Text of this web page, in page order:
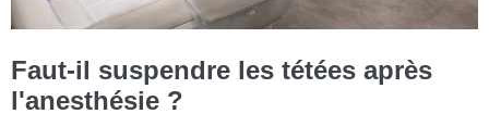
Faut-il suspendre les tétées après
l'anesthésie ?